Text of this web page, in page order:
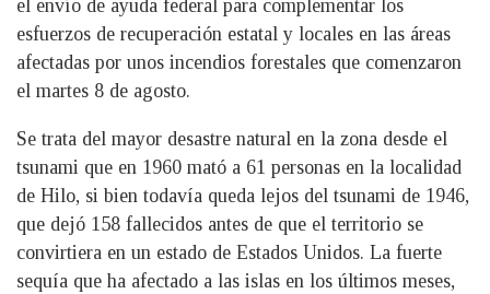
el envío de ayuda federal para complementar los
esfuerzos de recuperación estatal y locales en las áreas
afectadas por unos incendios forestales que comenzaron
el martes 8 de agosto.
Se trata del mayor desastre natural en la zona desde el
tsunami que en 1960 mató a 61 personas en la localidad
de Hilo, si bien todavía queda lejos del tsunami de 1946,
que dejó 158 fallecidos antes de que el territorio se
convirtiera en un estado de Estados Unidos. La fuerte
sequía que ha afectado a las islas en los últimos meses,